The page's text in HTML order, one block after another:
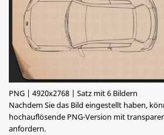
PNG | 4920x2768 | Satz mit 6 Bildern
Nachdem Sie das Bild eingestellt haben,
hochauflösende PNG-Version mit
anfordern.